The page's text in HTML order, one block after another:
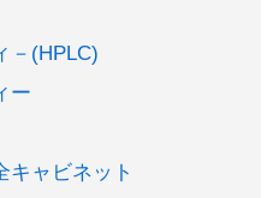
－(HPLC)
ー
キャビネット